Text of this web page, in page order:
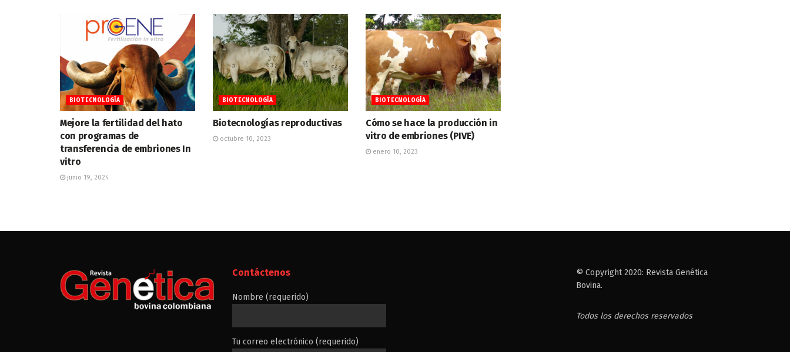
BIOTECNOLOGÍA
Mejore la fertilidad del hato
con programas de
transferencia de embriones In
vitro
junio 19, 2024
BIOTECNOLOGÍA
Biotecnologías reproductivas
octubre 10, 2023
BIOTECNOLOGÍA
Cómo se hace la producción in
vitro de embriones (PIVE)
enero 10, 2023
Contáctenos
Nombre (requerido)
Tu correo electrónico (requerido)
© Copyright 2020: Revista Genética
Bovina.
Todos los derechos reservados